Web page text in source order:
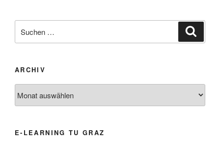
nach:
ARCHIV
E-LEARNING TU GRAZ